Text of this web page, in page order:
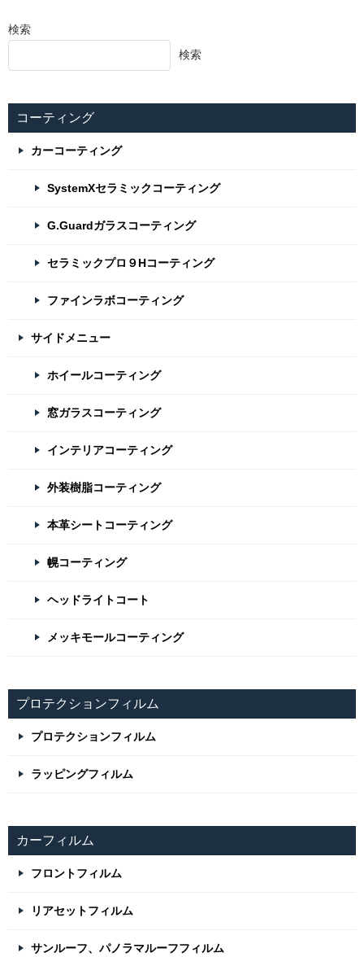
検索
検索
コーティング
カーコーティング
SystemXセラミックコーティング
G.Guardガラスコーティング
セラミックプロ９Hコーティング
ファインラボコーティング
サイドメニュー
ホイールコーティング
窓ガラスコーティング
インテリアコーティング
外装樹脂コーティング
本革シートコーティング
幌コーティング
ヘッドライトコート
メッキモールコーティング
プロテクションフィルム
プロテクションフィルム
ラッピングフィルム
カーフィルム
フロントフィルム
リアセットフィルム
サンルーフ、パノラマルーフフィルム